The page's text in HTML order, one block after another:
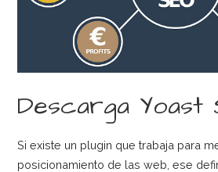
Descarga Yoast
Si existe un plugin que trabaja para
posicionamiento de las web, ese